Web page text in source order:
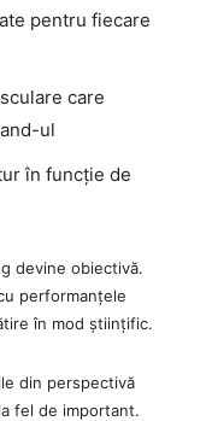
pentru fiecare
care
ul
în funcție de
devine obiectivă.
performanțele
în mod științific.
din perspectivă
fel de important.